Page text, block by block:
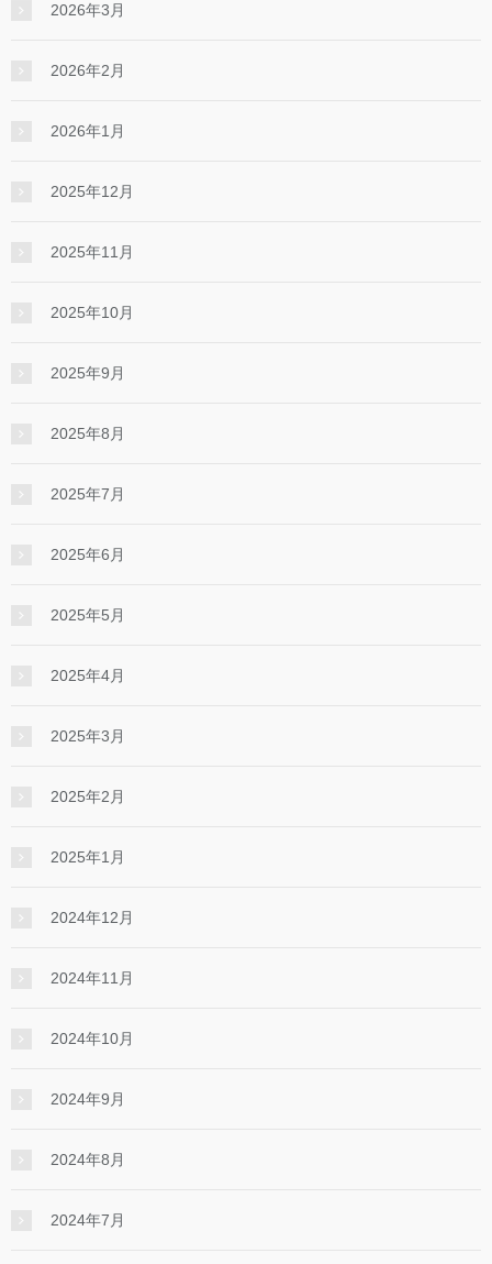
2026年3月
2026年2月
2026年1月
2025年12月
2025年11月
2025年10月
2025年9月
2025年8月
2025年7月
2025年6月
2025年5月
2025年4月
2025年3月
2025年2月
2025年1月
2024年12月
2024年11月
2024年10月
2024年9月
2024年8月
2024年7月